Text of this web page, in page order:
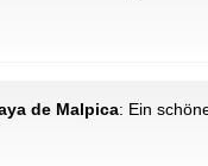
de Malpica: Ein